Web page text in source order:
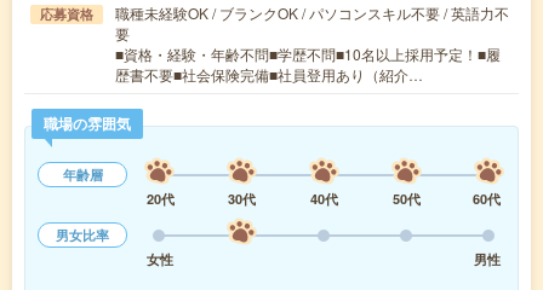
応募資格
職種未経験OK / ブランクOK / パソコンスキル不要 / 英語力不
要
■資格・経験・年齢不問■学歴不問■10名以上採用予定！■履
歴書不要■社会保険完備■社員登用あり（紹介…
職場の雰囲気
年齢層
20代
30代 40代 50代
60代
男女比率
女性
男性